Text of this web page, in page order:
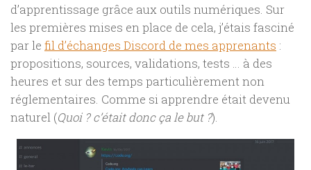
d’apprentissage grâce aux outils numériques. Sur
les premières mises en place de cela, j’étais fasciné
par le fil d’échanges Discord de mes apprenants :
propositions, sources, validations, tests … à des
heures et sur des temps particulièrement non
réglementaires. Comme si apprendre était devenu
naturel (Quoi ? c’était donc ça le but ?).